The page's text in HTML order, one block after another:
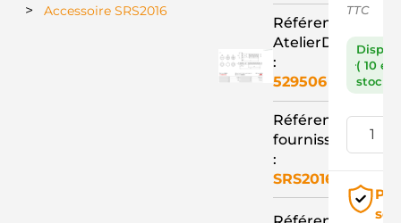
> Accessoire SRS2016
Référence
AtelierD
:
529506
Référence
fournisseur
:
SRS2016
TTC
( 10 en
stock )